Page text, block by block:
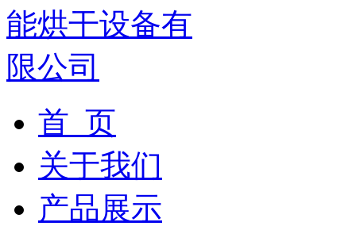
首 页
关于我们
产品展示